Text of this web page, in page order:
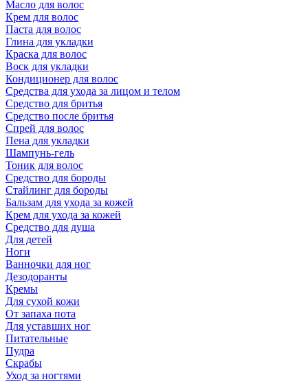
Масло для волос
Крем для волос
Паста для волос
Глина для укладки
Краска для волос
Воск для укладки
Кондиционер для волос
Средства для ухода за лицом и телом
Средство для бритья
Средство после бритья
Спрей для волос
Пена для укладки
Шампунь-гель
Тоник для волос
Средство для бороды
Стайлинг для бороды
Бальзам для ухода за кожей
Крем для ухода за кожей
Средство для душа
Для детей
Ноги
Ванночки для ног
Дезодоранты
Кремы
Для сухой кожи
От запаха пота
Для уставших ног
Питательные
Пудра
Скрабы
Уход за ногтями